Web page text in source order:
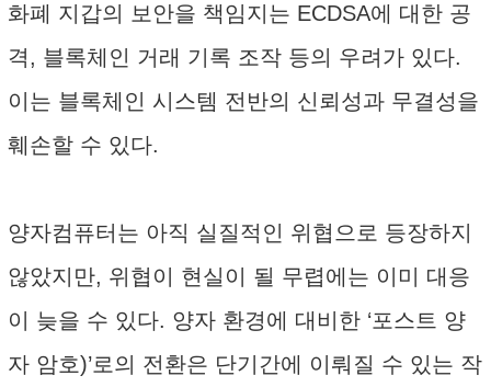
화폐 지갑의 보안을 책임지는 ECDSA에 대한 공
격, 블록체인 거래 기록 조작 등의 우려가 있다.
이는 블록체인 시스템 전반의 신뢰성과 무결성을
훼손할 수 있다.
양자컴퓨터는 아직 실질적인 위협으로 등장하지
않았지만, 위협이 현실이 될 무렵에는 이미 대응
이 늦을 수 있다. 양자 환경에 대비한 ‘포스트 양
자 암호)’로의 전환은 단기간에 이뤄질 수 있는 작